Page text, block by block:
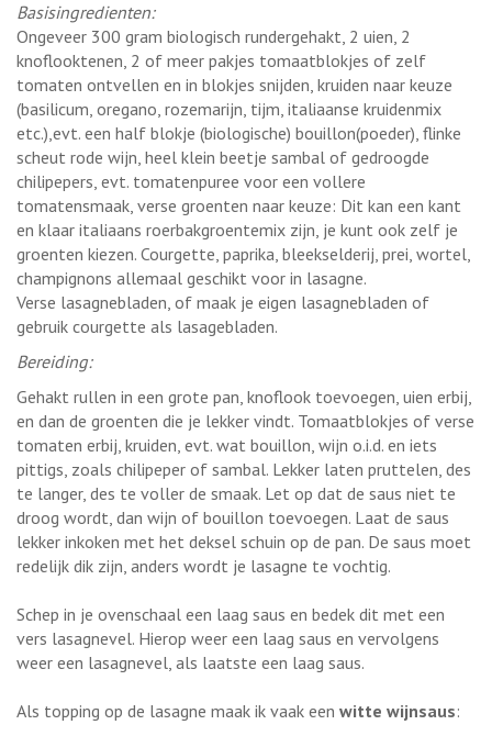
Basisingredienten:
Ongeveer 300 gram biologisch rundergehakt, 2 uien, 2
knoflooktenen, 2 of meer pakjes tomaatblokjes of zelf
tomaten ontvellen en in blokjes snijden, kruiden naar keuze
(basilicum, oregano, rozemarijn, tijm, italiaanse kruidenmix
etc.),evt. een half blokje (biologische) bouillon(poeder), flinke
scheut rode wijn, heel klein beetje sambal of gedroogde
chilipepers, evt. tomatenpuree voor een vollere
tomatensmaak, verse groenten naar keuze: Dit kan een kant
en klaar italiaans roerbakgroentemix zijn, je kunt ook zelf je
groenten kiezen. Courgette, paprika, bleekselderij, prei, wortel,
champignons allemaal geschikt voor in lasagne.
Verse lasagnebladen, of maak je eigen lasagnebladen of
gebruik courgette als lasagebladen.
Bereiding:
Gehakt rullen in een grote pan, knoflook toevoegen, uien erbij,
en dan de groenten die je lekker vindt. Tomaatblokjes of verse
tomaten erbij, kruiden, evt. wat bouillon, wijn o.i.d. en iets
pittigs, zoals chilipeper of sambal. Lekker laten pruttelen, des
te langer, des te voller de smaak. Let op dat de saus niet te
droog wordt, dan wijn of bouillon toevoegen. Laat de saus
lekker inkoken met het deksel schuin op de pan. De saus moet
redelijk dik zijn, anders wordt je lasagne te vochtig.
Schep in je ovenschaal een laag saus en bedek dit met een
vers lasagnevel. Hierop weer een laag saus en vervolgens
weer een lasagnevel, als laatste een laag saus.
Als topping op de lasagne maak ik vaak een witte wijnsaus: